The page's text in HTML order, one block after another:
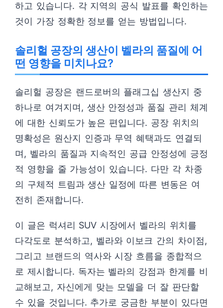
하고 있습니다. 각 지역의 공식 발표를 확인하는
것이 가장 정확한 정보를 얻는 방법입니다.
솔리헐 공장의 생산이 벨라의 품질에 어
떤 영향을 미치나요?
솔리헐 공장은 랜드로버의 플래그십 생산지 중
하나로 여겨지며, 생산 안정성과 품질 관리 체계
에 대한 신뢰도가 높은 편입니다. 공장 위치의
명확성은 원산지 인증과 무역 혜택과도 연결되
며, 벨라의 품질과 지속적인 공급 안정성에 긍정
적 영향을 줄 가능성이 있습니다. 다만 각 차종
의 구체적 트림과 생산 일정에 따른 변동은 여
전히 존재합니다.
이 글은 럭셔리 SUV 시장에서 벨라의 위치를
다각도로 분석하고, 벨라와 이보크 간의 차이점,
그리고 브랜드의 역사와 시장 흐름을 종합적으
로 제시합니다. 독자는 벨라의 강점과 한계를 비
교해보고, 자신에게 맞는 모델을 더 잘 판단할
수 있을 것입니다. 추가로 궁금한 부분이 있다면